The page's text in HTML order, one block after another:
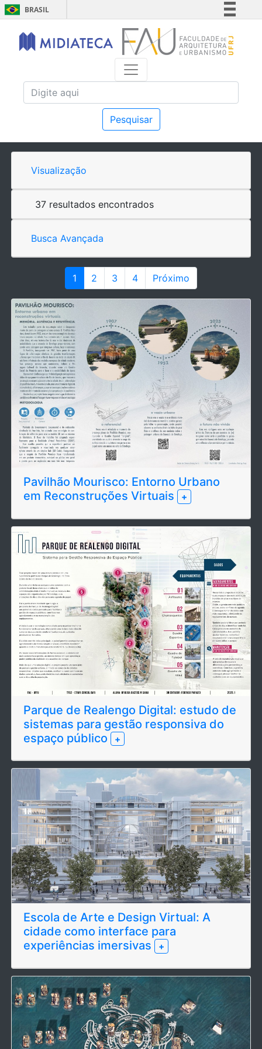
BRASIL
Simplifique!
Comunica BR
Acesso à informação
Pesquisar
Visualização
37 resultados encontrados
Busca Avançada
1 2 3 4 Próximo
Pavilhão Mourisco: Entorno Urbano
em Reconstruções Virtuais
+
Parque de Realengo Digital: estudo de
sistemas para gestão responsiva do
espaço público
+
Escola de Arte e Design Virtual: A
cidade como interface para
experiências imersivas
+